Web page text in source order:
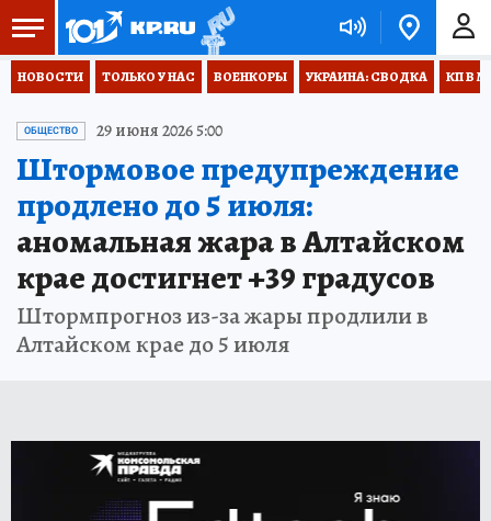
НОВОСТИ ТОЛЬКО У НАС ВОЕНКОРЫ УКРАИНА: СВОДКА КП В
ОБЩЕСТВО 29 июня 2026 5:00
Штормовое предупреждение
продлено до 5 июля:
аномальная жара в Алтайском
крае достигнет +39 градусов
Штормпрогноз из-за жары продлили в
Алтайском крае до 5 июля